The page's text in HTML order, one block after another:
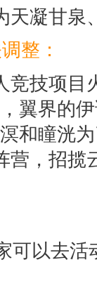
天凝甘
整：
竞技项
翼界的
和瞳洸
营，招
可以去